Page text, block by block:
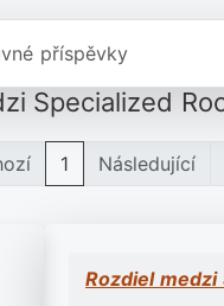
příspěvky
Specialized
1 Následující
Rozdiel medzi